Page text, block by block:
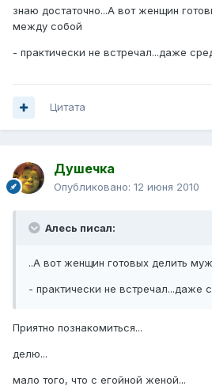
знаю достаточно...А вот женщин
между собой
- практически не встречал...даже
Цитата
Душечка
Опубликовано: 12 июня 2010
Алесь писал:
..А вот женщин готовых делить
- практически не встречал...даже
Приятно познакомиться...
делю...
мало того, что с егойной женой...